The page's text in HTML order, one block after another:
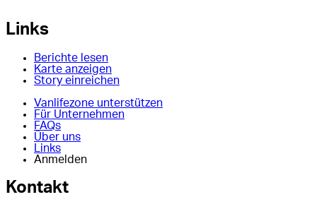
Links
Berichte lesen
Karte anzeigen
Story einreichen
Vanlifezone unterstützen
Für Unternehmen
FAQs
Über uns
Links
Anmelden
Kontakt